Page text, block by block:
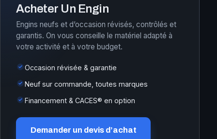
Acheter Un Engin
Engins neufs et d’occasion révisés, contrôlés et
garantis. On vous conseille le matériel adapté à
votre activité et à votre budget.
Occasion révisée & garantie
Neuf sur commande, toutes marques
Financement & CACES® en option
Demander un devis d’achat